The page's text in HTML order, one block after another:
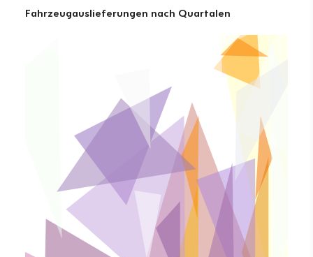
Fahrzeugauslieferungen nach Quartalen